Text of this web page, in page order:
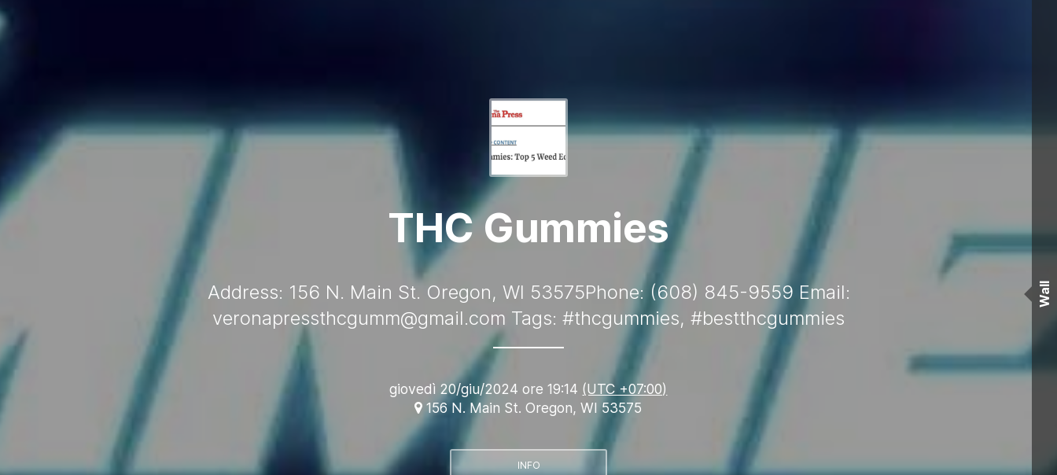
THC Gummies
Address: 156 N. Main St. Oregon, WI 53575Phone: (608) 845-9559 Email:
veronapressthcgumm@gmail.com Tags: #thcgummies, #bestthcgummies
giovedì 20/giu/2024 ore 19:14 (UTC +07:00)
156 N. Main St. Oregon, WI 53575
INFO
Wall